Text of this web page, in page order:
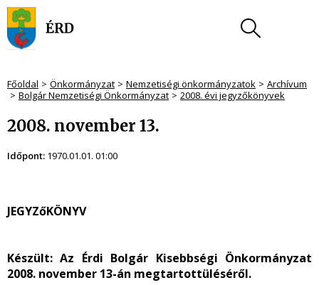
Főoldal Önkormányzat Nemzetiségi önkormányzatok
Archívum
Bolgár Nemzetiségi Önkormányzat
2008. évi jegyzőkönyvek
2008. november 13.
Időpont: 1970.01.01. 01:00
JEGYZőKÖNYV
Készült: Az Érdi Bolgár Kisebbségi Önkormányzat
2008. november 13-án megtartottüléséről.